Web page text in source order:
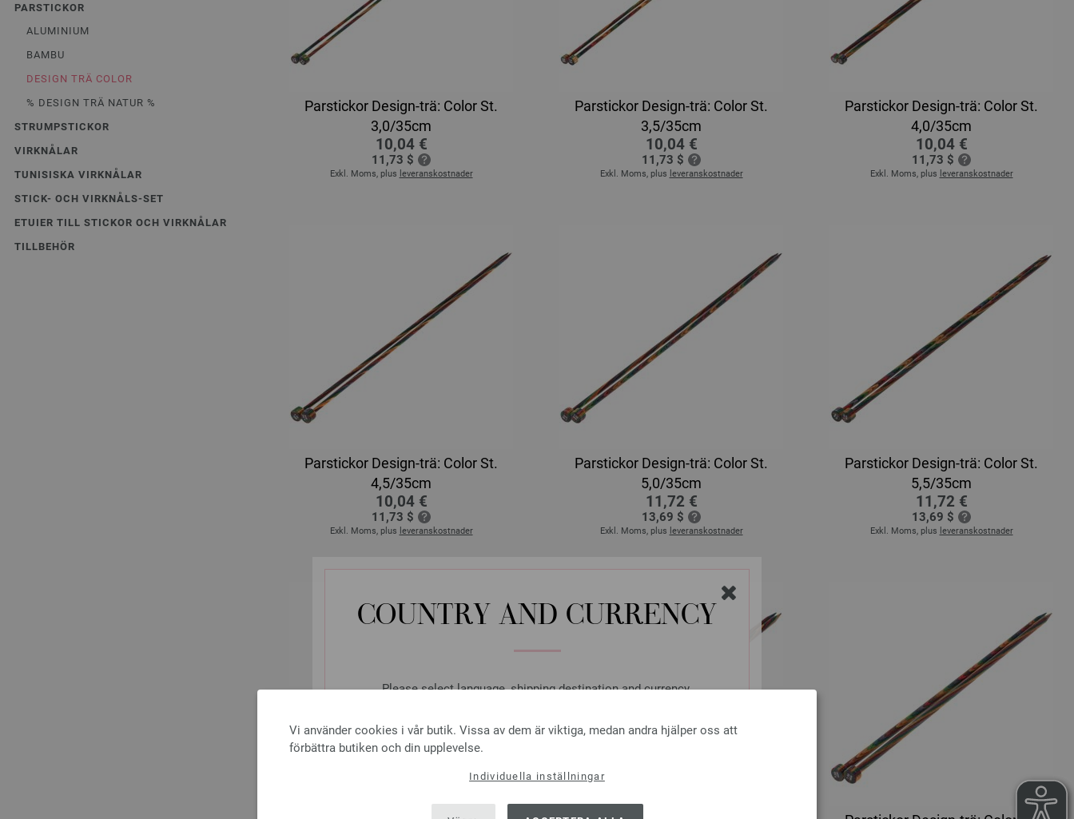
COUNTRY AND CURRENCY
Please select language, shipping destination and currency.
SHIPPING TO
USA - The United States of America
Vi använder cookies i vår butik. Vissa av dem är viktiga, medan andra hjälper oss att
förbättra butiken och din upplevelse.
Individuella inställningar
PARSTICKOR
ALUMINIUM
BAMBU
DESIGN TRÄ COLOR
% DESIGN TRÄ NATUR %
STRUMPSTICKOR
VIRKNÅLAR
TUNISISKA VIRKNÅLAR
STICK- OCH VIRKNÅLS-SET
ETUIER TILL STICKOR OCH VIRKNÅLAR
TILLBEHÖR
Parstickor Design-trä: Color St.
3,0/35cm
10,04 €
11,73 $
Exkl. Moms, plus leveranskostnader
Parstickor Design-trä: Color St.
3,5/35cm
10,04 €
11,73 $
Exkl. Moms, plus leveranskostnader
Parstickor Design-trä: Color St.
4,0/35cm
10,04 €
11,73 $
Exkl. Moms, plus leveranskostnader
Parstickor Design-trä: Color St.
4,5/35cm
10,04 €
11,73 $
Exkl. Moms, plus leveranskostnader
Parstickor Design-trä: Color St.
5,0/35cm
11,72 €
13,69 $
Exkl. Moms, plus leveranskostnader
Parstickor Design-trä: Color St.
5,5/35cm
11,72 €
13,69 $
Exkl. Moms, plus leveranskostnader